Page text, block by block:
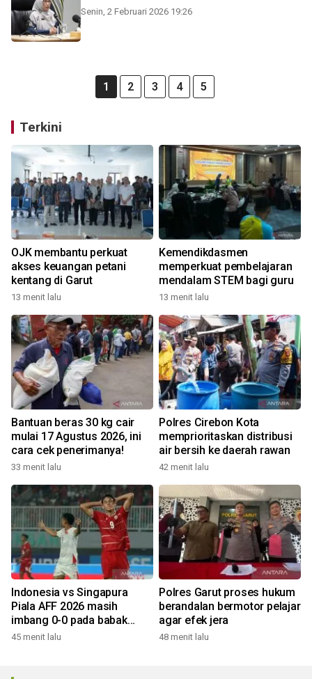
Senin, 2 Februari 2026 19:26
1 2 3 4 5
Terkini
OJK membantu perkuat
akses keuangan petani
kentang di Garut
13 menit lalu
Kemendikdasmen
memperkuat pembelajaran
mendalam STEM bagi guru
13 menit lalu
Bantuan beras 30 kg cair
mulai 17 Agustus 2026, ini
cara cek penerimanya!
33 menit lalu
Polres Cirebon Kota
memprioritaskan distribusi
air bersih ke daerah rawan
42 menit lalu
Indonesia vs Singapura
Piala AFF 2026 masih
imbang 0-0 pada babak
pertama
45 menit lalu
Polres Garut proses hukum
berandalan bermotor pelajar
agar efek jera
48 menit lalu